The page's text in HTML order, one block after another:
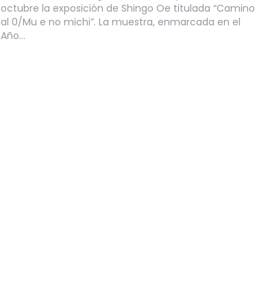
octubre la exposición de Shingo Oe titulada “Camino
al 0/Mu e no michi”. La muestra, enmarcada en el
Año…